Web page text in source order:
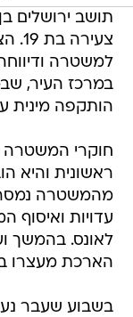
למשטרה
במרכז העיר,
הותקפה מינית
חוקרי המשטרה
ראשונית והיא
מהמשטרה נמסר
עדויות
לאונס. בהמשך
הארכת מעצרו